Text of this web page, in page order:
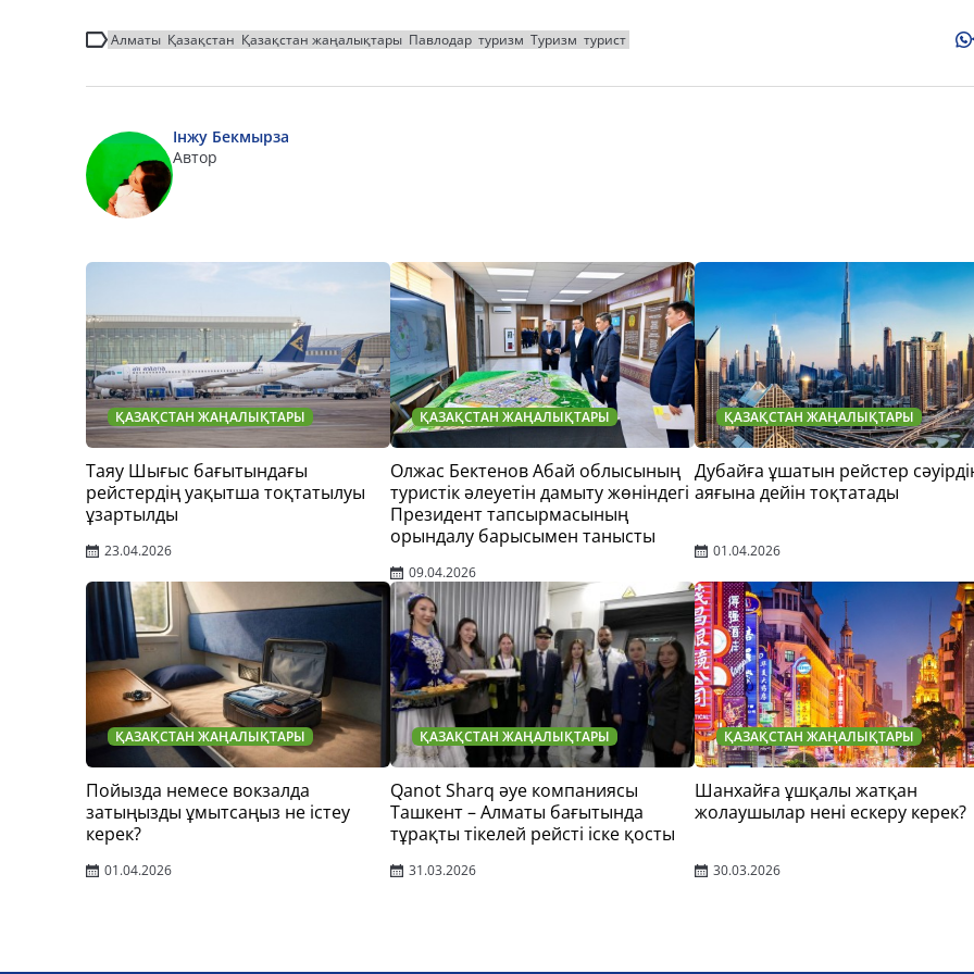
Алматы Қазақстан Қазақстан жаңалықтары Павлодар туризм Туризм турист
Інжу Бекмырза
Автор
ҚАЗАҚСТАН ЖАҢАЛЫҚТАРЫ
Таяу Шығыс бағытындағы
рейстердің уақытша тоқтатылуы
ұзартылды
23.04.2026
ҚАЗАҚСТАН ЖАҢАЛЫҚТАРЫ
Олжас Бектенов Абай облысының
туристік әлеуетін дамыту жөніндегі
Президент тапсырмасының
орындалу барысымен танысты
09.04.2026
ҚАЗАҚСТАН ЖАҢАЛЫҚТАРЫ
Дубайға ұшатын рейстер
аяғына дейін тоқтатады
01.04.2026
ҚАЗАҚСТАН ЖАҢАЛЫҚТАРЫ
Пойызда немесе вокзалда
затыңызды ұмытсаңыз не істеу
керек?
01.04.2026
ҚАЗАҚСТАН ЖАҢАЛЫҚТАРЫ
Qanot Sharq әуе компаниясы
Ташкент – Алматы бағытында
тұрақты тікелей рейсті іске қосты
31.03.2026
ҚАЗАҚСТАН ЖАҢАЛЫҚТАРЫ
Шанхайға ұшқалы жатқан
жолаушылар нені ескеру керек?
30.03.2026